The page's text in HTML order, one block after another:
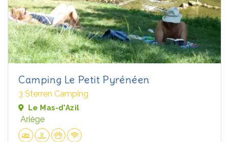
Camping Le Petit Pyrénéen
3 Sterren Camping
Le Mas-d'Azil
Ariège